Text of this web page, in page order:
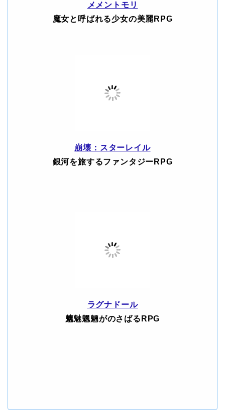
メメントモリ
魔女と呼ばれる少女の美麗RPG
崩壊：スターレイル
銀河を旅するファンタジーRPG
ラグナドール
魑魅魍魎がのさばるRPG